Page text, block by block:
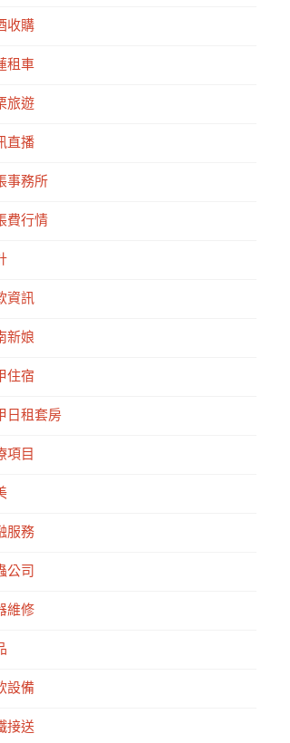
收購
租車
旅遊
直播
事務所
費行情
資訊
新娘
住宿
日租套房
項目
服務
公司
維修
設備
接送